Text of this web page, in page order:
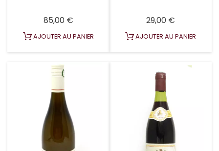
85,00 €
AJOUTER AU PANIER
29,00 €
AJOUTER AU PANIER